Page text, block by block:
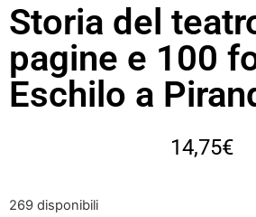
Storia del
pagine e 100
Eschilo a
14,75€
269 disponibili